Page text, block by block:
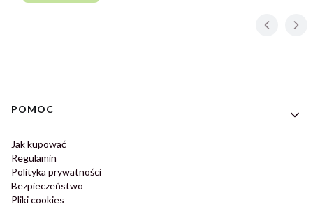
Linki w stopce
POMOC
Jak kupować
Regulamin
Polityka prywatności
Bezpieczeństwo
Pliki cookies